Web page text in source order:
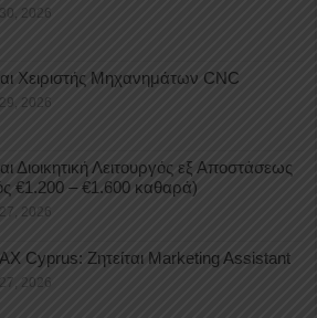
2026
Χειριστής Μηχανημάτων CNC
2026
Διοικητική Λειτουργός εξ Αποστάσεως
€1.200 – €1.600 καθαρά)
2026
Cyprus: Ζητείται Marketing Assistant
2026